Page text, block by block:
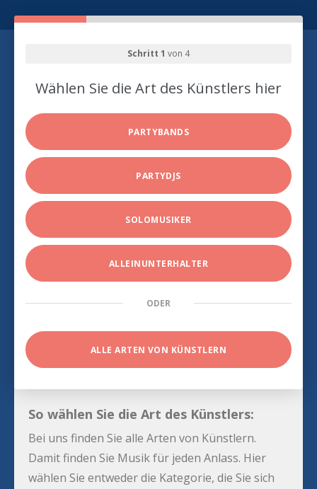
Schritt 1 von 4
Wählen Sie die Art des Künstlers hier
PARTYBANDS
PARTYDJS
SOLOMUSIKER
ALLEINUNTERHALTER
ODER
ALLE ARTEN VON KÜNSTLERN
So wählen Sie die Art des Künstlers:
Bei uns finden Sie alle Arten von Künstlern.
Damit finden Sie Musik für jeden Anlass. Hier
wählen Sie entweder die Kategorie, die Sie sich